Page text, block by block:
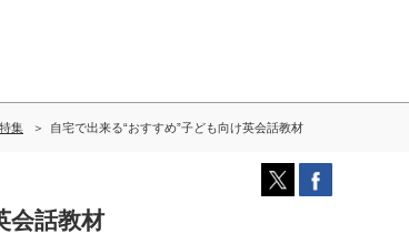
集 自宅で出来る“おすすめ”子ども向け英会話教材
会話教材